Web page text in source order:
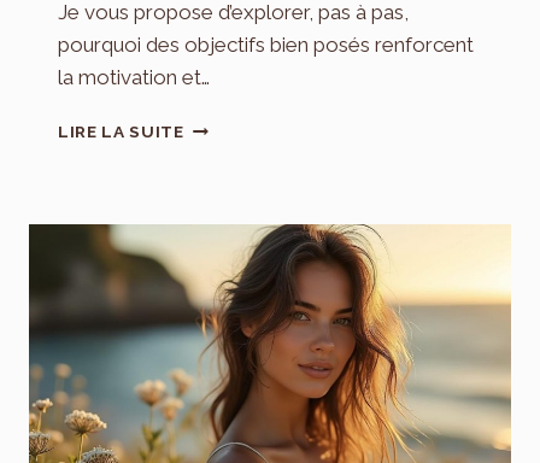
Je vous propose d’explorer, pas à pas,
pourquoi des objectifs bien posés renforcent
la motivation et…
LIRE LA SUITEPOURQUOI
POSÉS
RENFORCENT-
ILS
LA
MOTIVATION